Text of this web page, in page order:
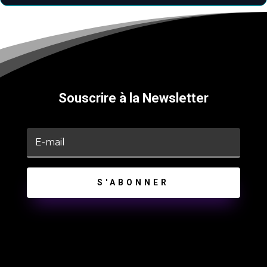
Souscrire à la Newsletter
S'ABONNER